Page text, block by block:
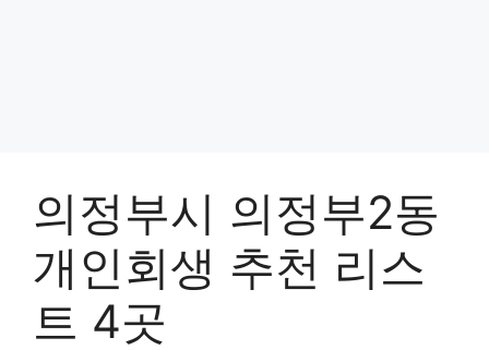
의정부시 의정부2동
개인회생 추천 리스
트 4곳